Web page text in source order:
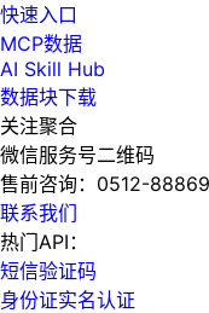
快速入口
MCP数据
AI Skill Hub
数据块下载
关注聚合
微信服务号二维码
售前咨询： 0512-
联系我们
热门API：
短信验证码
身份证实名认证